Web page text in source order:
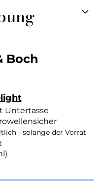
Boch
Untertasse
- solange der Vorrat